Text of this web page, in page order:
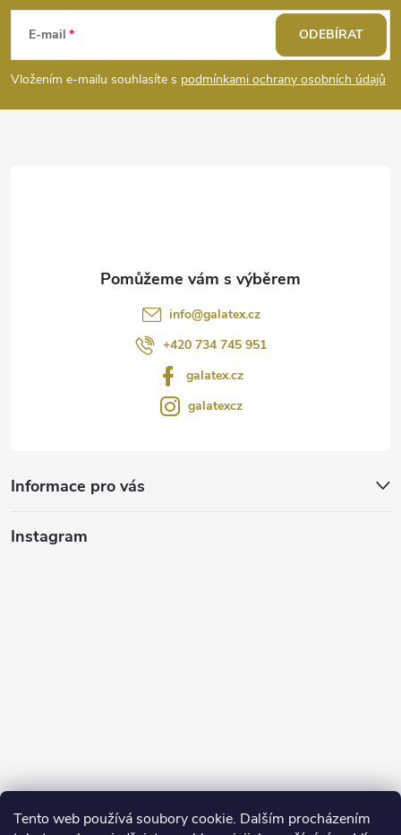
Tento web používá soubory cookie. Dalším procházením
p
a
E-mail
Vložením e-mailu souhlasíte s podmínkami ochrany osobních údajů
ODEBÍRAT
info@galatex.cz
+420 734 745 951
galatex.cz
galatexcz
Informace pro vás
Instagram